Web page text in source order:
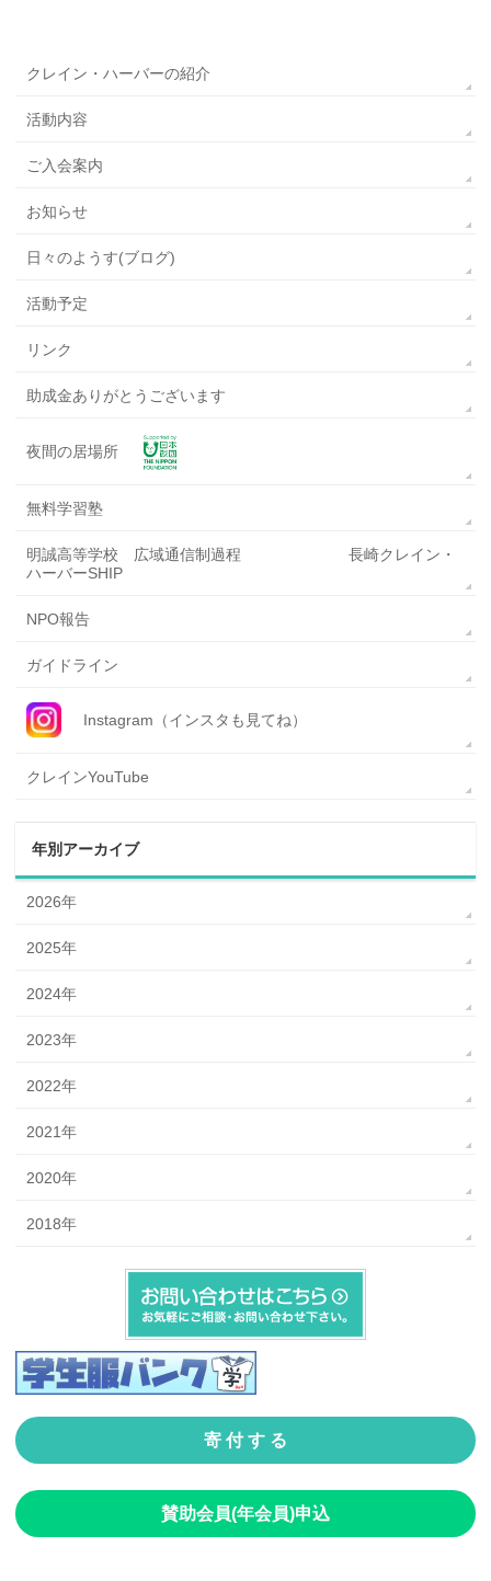
クレイン・ハーバーの紹介
活動内容
ご入会案内
お知らせ
日々のようす(ブログ)
活動予定
リンク
助成金ありがとうございます
夜間の居場所
無料学習塾
明誠高等学校 広域通信制過程 長崎クレイン・
ハーバーSHIP
NPO報告
ガイドライン
Instagram（インスタも見てね）
クレインYouTube
年別アーカイブ
2026年
2025年
2024年
2023年
2022年
2021年
2020年
2018年
寄 付 す る
賛助会員(年会員)申込